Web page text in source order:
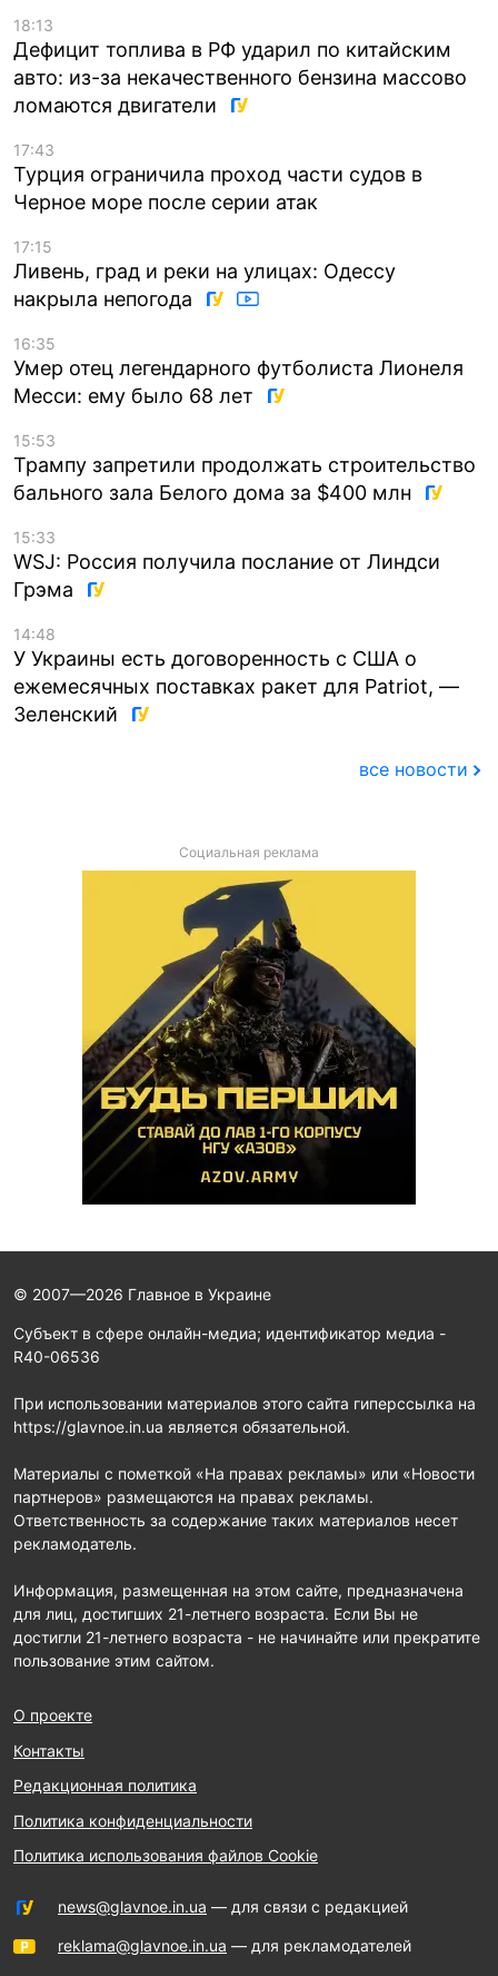
18:13
Дефицит топлива в РФ ударил по китайским
авто: из-за некачественного бензина массово
ломаются двигатели
17:43
Турция ограничила проход части судов в
Черное море после серии атак
17:15
Ливень, град и реки на улицах: Одессу
накрыла непогода
16:35
Умер отец легендарного футболиста Лионеля
Месси: ему было 68 лет
15:53
Трампу запретили продолжать строительство
бального зала Белого дома за $400 млн
15:33
WSJ: Россия получила послание от Линдси
Грэма
14:48
У Украины есть договоренность с США о
ежемесячных поставках ракет для Patriot, —
Зеленский
все новости
Социальная реклама
© 2007—2026 Главное в Украине
Субъект в сфере онлайн-медиа; идентификатор медиа -
R40-06536
При использовании материалов этого сайта гиперссылка на
https://glavnoe.in.ua является обязательной.
Материалы с пометкой «На правах рекламы» или «Новости
партнеров» размещаются на правах рекламы.
Ответственность за содержание таких материалов несет
рекламодатель.
Информация, размещенная на этом сайте, предназначена
для лиц, достигших 21-летнего возраста. Если Вы не
достигли 21-летнего возраста - не начинайте или прекратите
пользование этим сайтом.
О проекте
Контакты
Редакционная политика
Политика конфиденциальности
Политика использования файлов Cookie
news@glavnoe.in.ua — для связи с редакцией
reklama@glavnoe.in.ua — для рекламодателей